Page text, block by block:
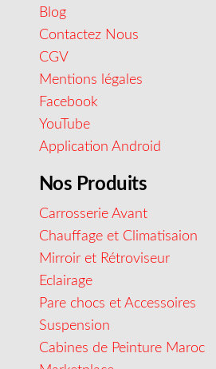
Blog
Contactez Nous
CGV
Mentions légales
Facebook
YouTube
Application Android
Nos Produits
Carrosserie Avant
Chauffage et Climatisaion
Mirroir et Rétroviseur
Eclairage
Pare chocs et Accessoires
Suspension
Cabines de Peinture Maroc